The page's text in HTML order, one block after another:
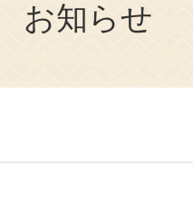
お知らせ